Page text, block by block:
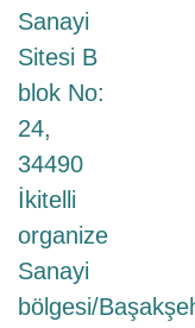
Sanayi
Sitesi B
blok No:
24,
34490
İkitelli
organize
Sanayi
bölgesi/